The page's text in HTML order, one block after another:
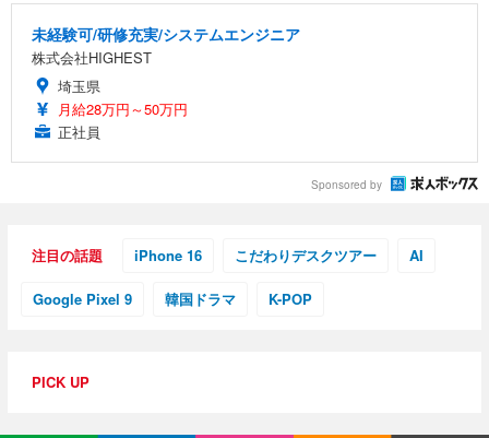
未経験可/研修充実/システムエンジニア
株式会社HIGHEST
埼玉県
月給28万円～50万円
正社員
Sponsored by
注目の話題 iPhone 16 こだわりデスクツアー AI
Google Pixel 9 韓国ドラマ K-POP
PICK UP